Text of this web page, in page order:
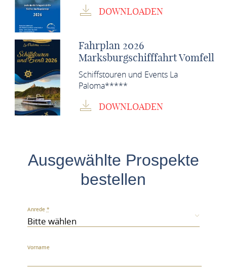
DOWNLOADEN
Fahrplan 2026
Marksburgschifffahrt Vomfell
Schiffstouren und Events La
Paloma*****
DOWNLOADEN
Ausgewählte Prospekte
bestellen
Anrede *
Vorname